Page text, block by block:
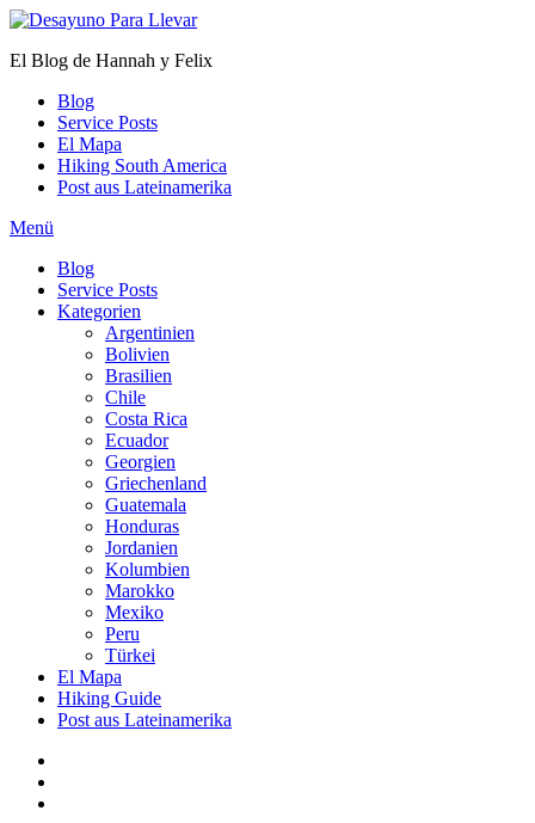
Zum
springen
El Blog de Hannah y Felix
Blog
Service Posts
El Mapa
Hiking South America
Post aus Lateinamerika
Menü
Blog
Service Posts
Kategorien
Argentinien
Bolivien
Brasilien
Chile
Costa Rica
Ecuador
Georgien
Griechenland
Guatemala
Honduras
Jordanien
Kolumbien
Marokko
Mexiko
Peru
Türkei
El Mapa
Hiking Guide
Post aus Lateinamerika